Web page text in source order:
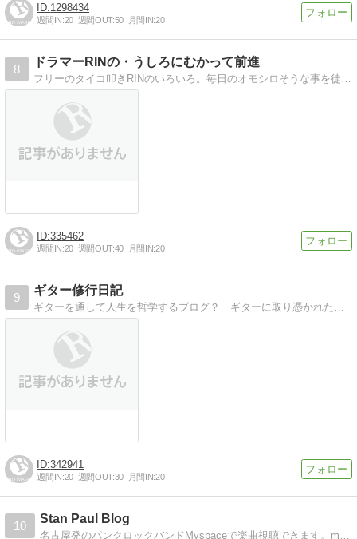
1298434
週間IN:20 週間OUT:50 月間IN:20
8
ドラマーRINの・うしろにむかって前進
フリーのタイコ叩きRINのいろいろ。毎日のオモシロそうな事を徒然にうんたらかんたら
335462
週間IN:20 週間OUT:40 月間IN:20
9
ギター修行日記
ギターを通して人生を哲学するブログ？ ギターに取り憑かれた男の格闘の日々・・・。 目指せ、40までにプチ・デビュー！
342941
週間IN:20 週間OUT:30 月間IN:20
10
Stan Paul Blog
名古屋発のパンクロックバンドMyspaceで楽曲視聴できます。mixiもやってるよ！